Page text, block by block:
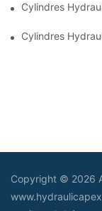
Cylindres
Cylindres
Copyright © 2026